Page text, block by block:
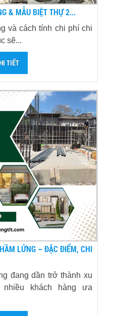
& MẪU BIỆT THỰ 2...
và cách tính chi phí chi
sẽ...
TIẾT
LỬNG – ĐẶC ĐIỂM, CHI
đang dần trở thành xu
khách hàng ưa